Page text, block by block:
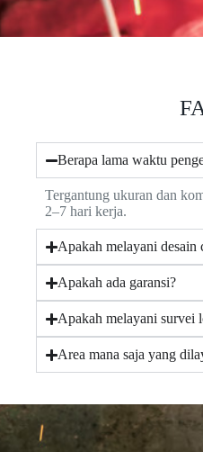
Berapa lama waktu
Tergantung ukuran dan
2–7 hari kerja.
Apakah melayani desain
Apakah ada garansi?
Apakah melayani survei
Area mana saja yang